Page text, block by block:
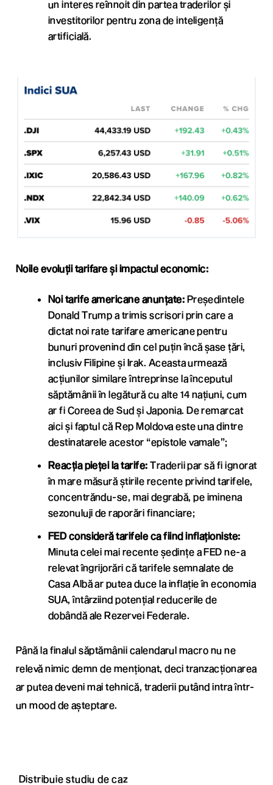
un interes reînnoit din partea traderilor și
investitorilor pentru zona de inteligență
artificială.
Noile evoluții tarifare și impactul economic:
Noi tarife americane anunțate: Președintele
Donald Trump a trimis scrisori prin care a
dictat noi rate tarifare americane pentru
bunuri provenind din cel puțin încă șase țări,
inclusiv Filipine și Irak. Aceasta urmează
acțiunilor similare întreprinse la începutul
săptămânii în legătură cu alte 14 națiuni, cum
ar fi Coreea de Sud și Japonia. De remarcat
aici și faptul că Rep Moldova este una dintre
destinatarele acestor “epistole vamale”;
Reacția pieței la tarife: Traderii par să fi ignorat
în mare măsură știrile recente privind tarifele,
concentrăndu-se, mai degrabă, pe iminena
sezonuluji de raporări financiare;
FED consideră tarifele ca fiind inflaționiste:
Minuta celei mai recente ședințe a FED ne-a
relevat îngrijorări că tarifele semnalate de
Casa Albă ar putea duce la inflație în economia
SUA, întârziind potențial reducerile de
dobândă ale Rezervei Federale.
Până la finalul săptămânii calendarul macro nu ne
relevă nimic demn de menționat, deci tranzacționarea
ar putea deveni mai tehnică, traderii putând intra într-
un mood de așteptare.
Distribuie studiu de caz